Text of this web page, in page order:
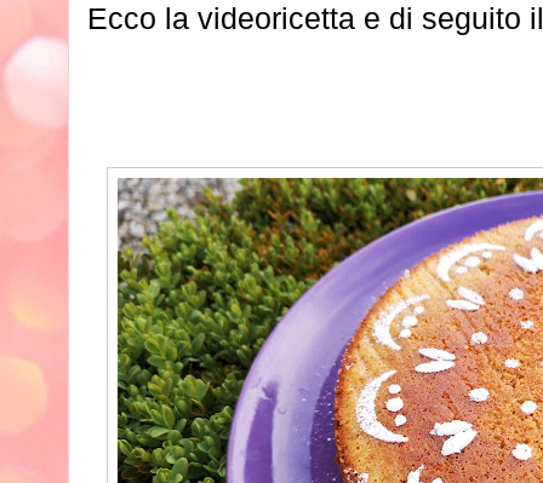
Ecco la videoricetta e di seguito